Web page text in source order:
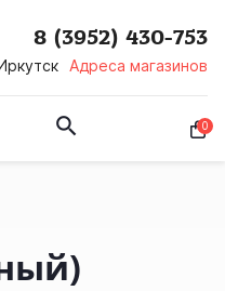
Адреса магазинов
8 (3952) 430-753
0